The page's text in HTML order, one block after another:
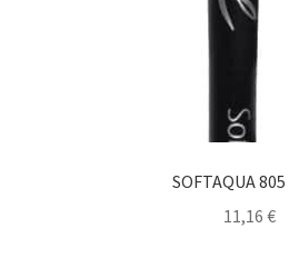
SOFTAQUA
11,16 €